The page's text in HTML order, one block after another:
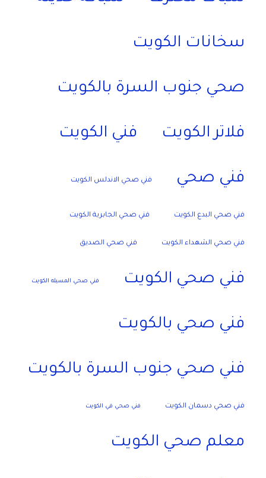
سخانات الكويت
صحي جنوب السرة بالكويت
فلاتر الكويت فني الكويت
فني صحي فني صحي الاندلس الكويت
فني صحي البدع الكويت فني صحي الجابرية الكويت
فني صحي الشهداء الكويت فني صحي الصديق
فني صحي الكويت فني صحي المسيله الكويت
فني صحي بالكويت
فني صحي جنوب السرة بالكويت
فني صحي دسمان الكويت فني صحي في الكويت
معلم صحي الكويت